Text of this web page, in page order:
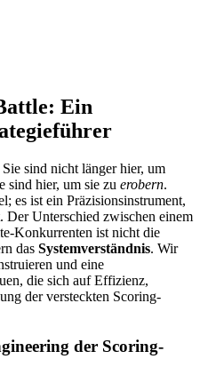
Ein
sind nicht länger hier, um
sind hier, um sie zu erobern.
es ist ein Präzisionsinstrument,
Der Unterschied zwischen einem
Konkurrenten ist nicht die
das Systemverständnis. Wir
und eine
die sich auf Effizienz,
der versteckten Scoring-
der Scoring-